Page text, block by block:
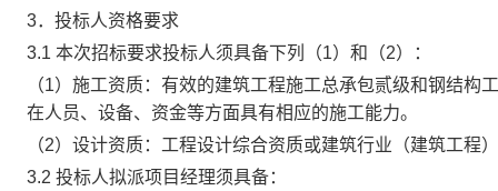
3．投标人资格要求
3.1 本次招标要求投标人须具备下列（1）和（2）：
（1）施工资质：有效的建筑工程施工总承包贰级和钢结构
在人员、设备、资金等方面具有相应的施工能力。
（2）设计资质：工程设计综合资质或建筑行业（建筑工程
3.2 投标人拟派项目经理须具备：